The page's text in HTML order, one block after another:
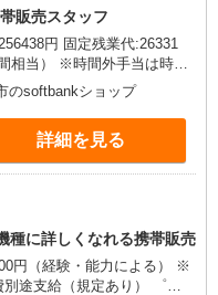
販売スタッフ
円 固定残業代:26331
相当） ※時間外手当は時間
らず、固定残業代として支
る時間外労働分は法定どお
※試用期間あり3ヶ月円〜
途支給（規定あり） ゜
。○。・゜+゜ 入社祝い金10
のsoftbankショップ
詳細を見る
種に詳しくなれる携帯販売
円（経験・能力による） ※
支給（規定あり） ゜